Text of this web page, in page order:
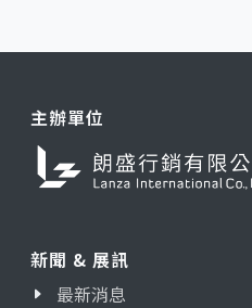
主辦單位
新聞 & 展訊
最新消息